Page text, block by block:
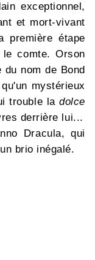
exceptionnel,
et mort-vivant
première étape
comte. Orson
nom de Bond
mystérieux
trouble ladolce
derrière lui...
Dracula, qui
brio inégalé.